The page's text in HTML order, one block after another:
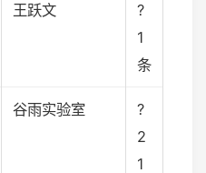
王跃文
?
1
条
谷雨实验室
?
2
1